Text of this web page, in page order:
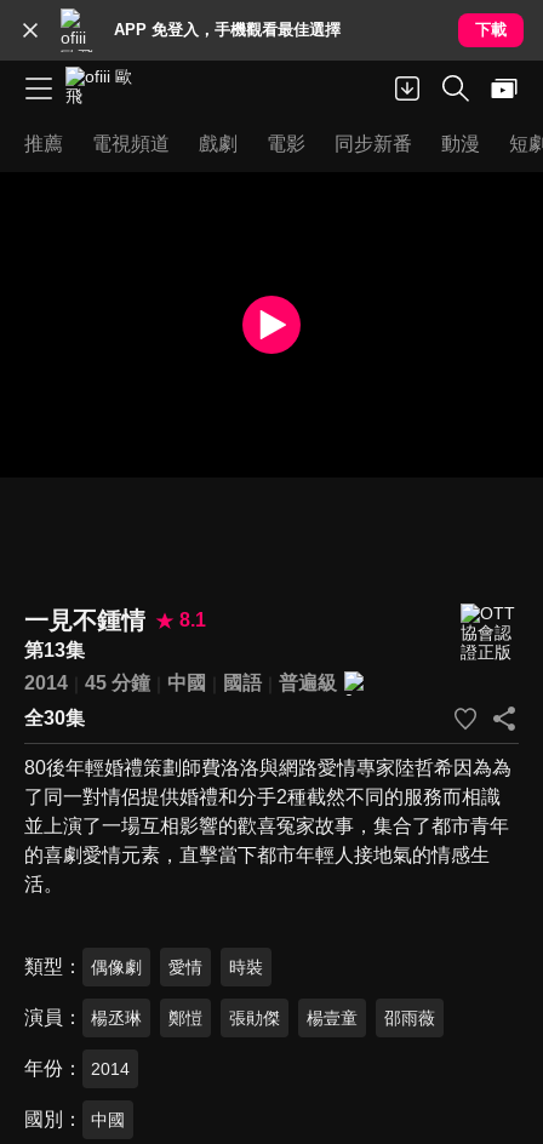
APP 免登入，手機觀看最佳選擇 下載
推薦 電視頻道 戲劇 電影 同步新番 動漫 短
一見不鍾情
8.1
第13集
2014
45 分鐘 中國 國語
普遍級
全30集
80後年輕婚禮策劃師費洛洛與網路愛情專家陸哲希因為為
了同一對情侶提供婚禮和分手2種截然不同的服務而相識
並上演了一場互相影響的歡喜冤家故事，集合了都市青年
的喜劇愛情元素，直擊當下都市年輕人接地氣的情感生
活。
類型 偶像劇 愛情 時裝
演員 楊丞琳 鄭愷 張勛傑 楊壹童 邵雨薇
年份 2014
國別 中國